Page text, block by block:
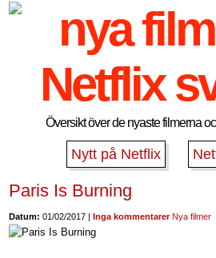
Översikt över de nyaste filmerna
Nytt på Netflix
Paris Is Burning
Datum: 01/02/2017 |Inga kommentarer Nya filmer